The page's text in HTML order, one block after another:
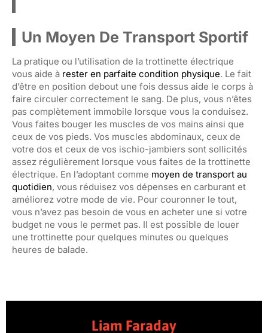
Un Moyen De Transport Sportif
La pratique ou l’utilisation de la trottinette électrique
vous aide à rester en parfaite condition physique. Le fait
d’être en position debout une fois dessus aide le corps à
faire circuler correctement le sang. De plus, vous n’êtes
pas complètement immobile lorsque vous la conduisez.
Vous faites bouger les muscles de vos mains ainsi que
ceux de vos pieds. Vos muscles abdominaux, ceux de
votre dos et ceux de vos ischio-jambiers sont sollicités
assez régulièrement lorsque vous faites de la trottinette
électrique. En l’adoptant comme moyen de transport au
quotidien, vous réduisez vos dépenses en carburant et
améliorez votre mode de vie. Pour couronner le tout,
vous n’avez pas besoin de vous en acheter une si votre
budget ne vous le permet pas. Il est possible de louer
une trottinette pour quelques minutes ou quelques
heures de balade.
Liam Faraday